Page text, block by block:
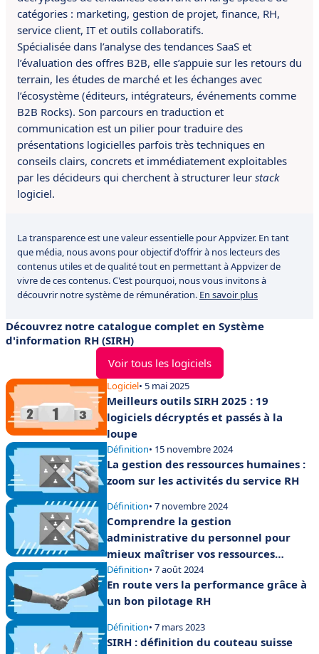
catégories : marketing, gestion de projet, finance, RH,
service client, IT et outils collaboratifs.
Spécialisée dans l’analyse des tendances SaaS et
l’évaluation des offres B2B, elle s’appuie sur les retours du
terrain, les études de marché et les échanges avec
l’écosystème (éditeurs, intégrateurs, événements comme
B2B Rocks). Son parcours en traduction et
communication est un pilier pour traduire des
présentations logicielles parfois très techniques en
conseils clairs, concrets et immédiatement exploitables
par les décideurs qui cherchent à structurer leur stack
logiciel.
La transparence est une valeur essentielle pour Appvizer. En tant
que média, nous avons pour objectif d'offrir à nos lecteurs des
contenus utiles et de qualité tout en permettant à Appvizer de
vivre de ces contenus. C'est pourquoi, nous vous invitons à
découvrir notre système de rémunération. En savoir plus
Découvrez notre catalogue complet en Système
d'information RH (SIRH)
Voir tous les logiciels
Logiciel• 5 mai 2025
Meilleurs outils SIRH 2025 : 19
logiciels décryptés et passés à la
loupe
Définition• 15 novembre 2024
La gestion des ressources humaines :
zoom sur les activités du service RH
Définition• 7 novembre 2024
Comprendre la gestion
administrative du personnel pour
mieux maîtriser vos ressources
humaines
Définition• 7 août 2024
En route vers la performance grâce à
un bon pilotage RH
Définition• 7 mars 2023
SIRH : définition du couteau suisse